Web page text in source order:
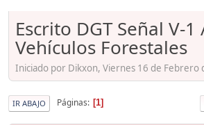
Escrito DGT Señal V-1
Vehículos Forestales
Iniciado por Dikxon, Viernes 16 de Febrero
IR ABAJO Páginas 1